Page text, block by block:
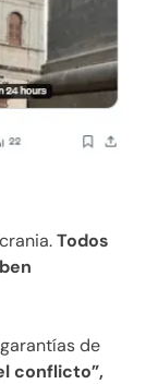
Todos
de
conflicto”,